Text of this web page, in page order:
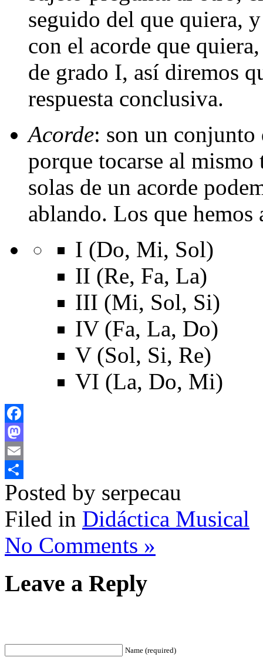
seguido del que quiera,
con el acorde que
de grado I, así diremos
respuesta conclusiva.
Acorde: son un conjunto
porque tocarse al
solas de un acorde
ablando. Los que hemos
I (Do, Mi, Sol)
II (Re, Fa, La)
III (Mi, Sol, Si)
IV (Fa, La, Do)
V (Sol, Si, Re)
VI (La, Do, Mi)
Facebook
Mastodon
Email
Comparteix
Posted by serpecau
Filed in Didáctica Musical
No Comments »
Leave a Reply
Name (required)